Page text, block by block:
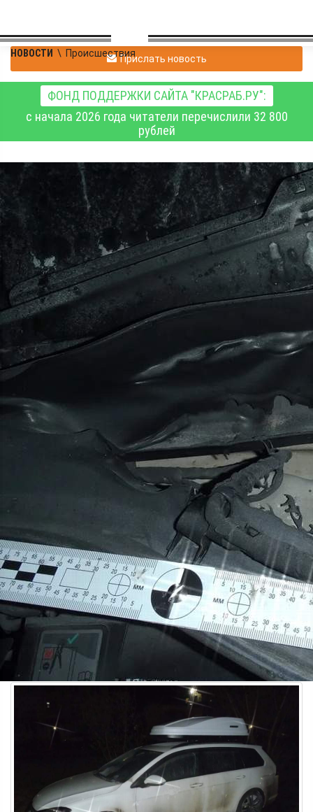
НОВОСТИ \ ПроисшествияПрислать новость
ФОНД ПОДДЕРЖКИ САЙТА "КРАСРАБ.РУ":
с начала 2026 года читатели перечислили 32 800
рублей
В Железногорске
возбудили уголовное
дело в отношении
подозреваемого в
поджоге автомобиля
Происшествия